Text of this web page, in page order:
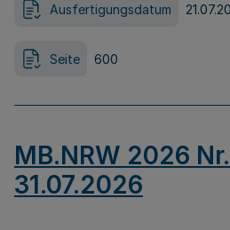
Ausfertigungsdatum
Seite 600
MB.NRW 2026
31.07.2026